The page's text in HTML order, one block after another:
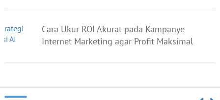
Cara Ukur ROI Akurat pada Kampanye
Internet Marketing agar Profit Maksimal